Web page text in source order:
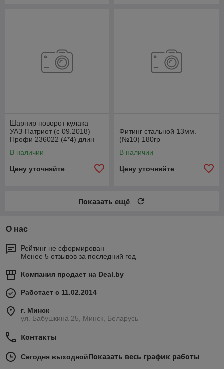
Шарнир поворот кулака
УАЗ-Патриот (с 09.2018)
Профи 236022 (4*4) длин
2360222304061
В наличии
Цену уточняйте
Фитинг стальной 13мм.
(№10) 180гр
В наличии
Цену уточняйте
Показать ещё
О нас
Рейтинг не сформирован
Менее 5 отзывов за последний год
Компания продает на Deal.by
Работает с 11.02.2014
г. Минск
ул. Бабушкина 25, Минск, Беларусь
Контакты
Сегодня выходнойПоказать весь график работы